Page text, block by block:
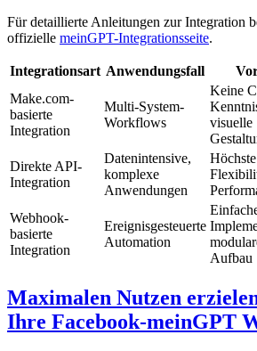
Für detaillierte Anleitungen zur Integration
offizielle meinGPT-Integrationsseite.
Integrationsart Anwendungsfall
Make.com-
basierte
Integration
Multi-System-
Workflows
Keine
visuelle
Direkte API-
Integration
Datenintensive,
komplexe
Anwendungen
Höchste
Webhook-
basierte
Integration
Ereignisgesteuerte
Automation
Aufbau
Maximalen Nutzen
Ihre Facebook-meinGPT